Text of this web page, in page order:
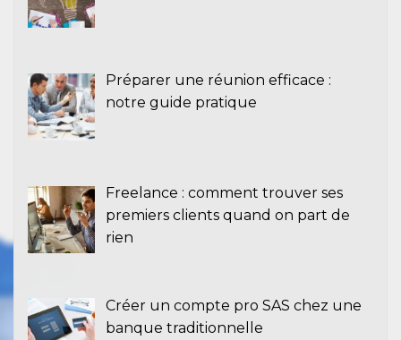
Préparer une réunion efficace :
notre guide pratique
Freelance : comment trouver ses
premiers clients quand on part de
rien
Créer un compte pro SAS chez une
banque traditionnelle